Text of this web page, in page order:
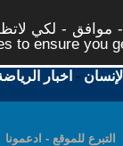
موافق - لكي
to ensure you
- اخبار
التبرع للموقع - ادعمونا